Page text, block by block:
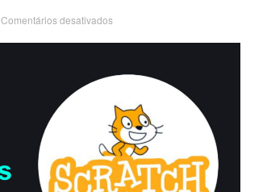
Comentários desativados